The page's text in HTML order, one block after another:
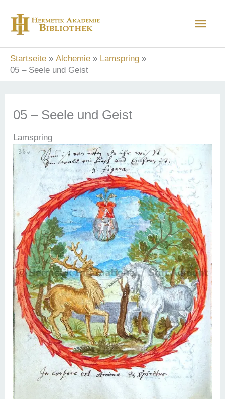
Inhalt
springen
Startseite Alchemie
Lamspring
05 – Seele und Geist
05 – Seele und Geist
Lamspring